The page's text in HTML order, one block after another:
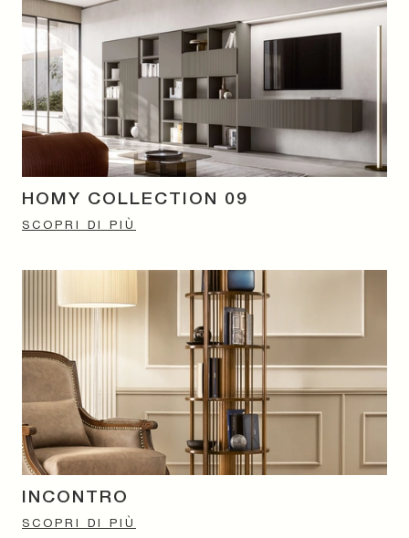
HOMY COLLECTION 09
SCOPRI DI PIÙ
INCONTRO
SCOPRI DI PIÙ